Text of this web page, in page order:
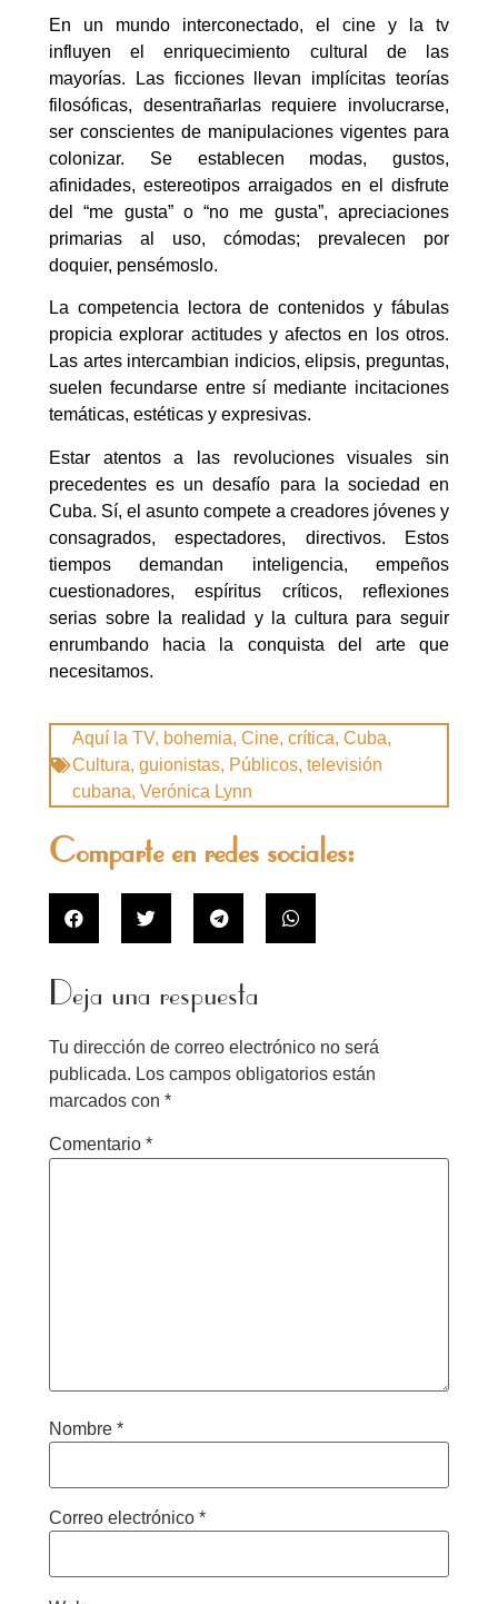
En un mundo interconectado, el cine y la tv
influyen el enriquecimiento cultural de las
mayorías. Las ficciones llevan implícitas teorías
filosóficas, desentrañarlas requiere involucrarse,
ser conscientes de manipulaciones vigentes para
colonizar. Se establecen modas, gustos,
afinidades, estereotipos arraigados en el disfrute
del “me gusta” o “no me gusta”, apreciaciones
primarias al uso, cómodas; prevalecen por
doquier, pensémoslo.
La competencia lectora de contenidos y fábulas
propicia explorar actitudes y afectos en los otros.
Las artes intercambian indicios, elipsis, preguntas,
suelen fecundarse entre sí mediante incitaciones
temáticas, estéticas y expresivas.
Estar atentos a las revoluciones visuales sin
precedentes es un desafío para la sociedad en
Cuba. Sí, el asunto compete a creadores jóvenes y
consagrados, espectadores, directivos. Estos
tiempos demandan inteligencia, empeños
cuestionadores, espíritus críticos, reflexiones
serias sobre la realidad y la cultura para seguir
enrumbando hacia la conquista del arte que
necesitamos.
Aquí la TV, bohemia, Cine, crítica, Cuba,
Cultura, guionistas, Públicos, televisión
cubana, Verónica Lynn
Comparte en redes sociales:
Deja una respuesta
Tu dirección de correo electrónico no será
publicada. Los campos obligatorios están
marcados con *
Comentario *
Nombre *
Correo electrónico *